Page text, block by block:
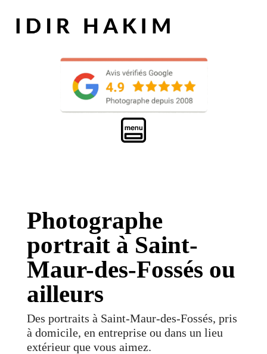
Photographe
portrait à Saint-
Maur-des-Fossés ou
ailleurs
Des portraits à Saint-Maur-des-Fossés, pris
à domicile, en entreprise ou dans un lieu
extérieur que vous aimez.